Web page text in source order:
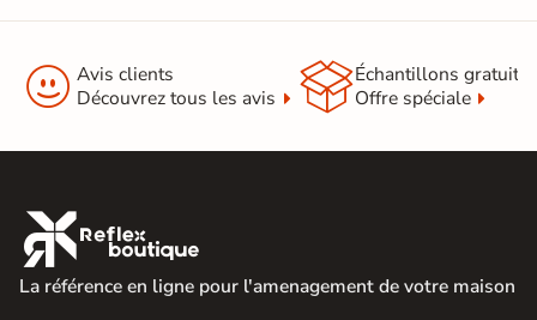
 Avis clients
Découvrez tous les avis
Échantillons gratuit
Offre spéciale

La référence en ligne pour l'amenagement de votre maison